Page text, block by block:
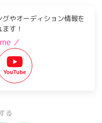
やオーディション情報を
す！
／
YouTube
る